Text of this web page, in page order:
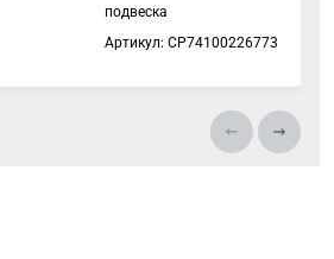
подвеска
Артикул: СP74100226773